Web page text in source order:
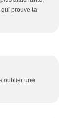
prouve ta
oublier une